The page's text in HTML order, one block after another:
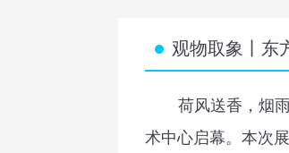
观物取象丨东
荷风送香，烟
术中心启幕。本次